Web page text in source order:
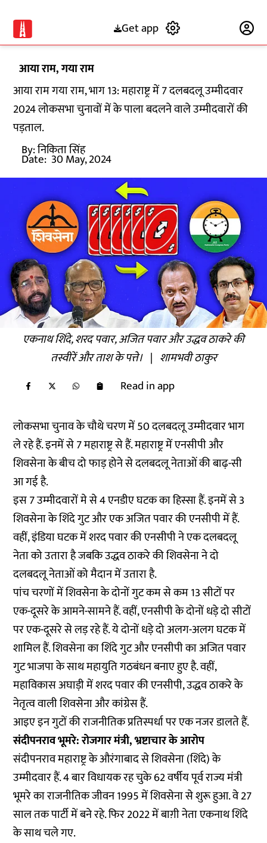
Get app
आया राम, गया राम
आया राम गया राम, भाग 13: महाराष्ट्र में 7 दलबदलू उम्मीदवार
2024 लोकसभा चुनावों में के पाला बदलने वाले उम्मीदवारों की
पड़ताल.
By:निकिता सिंह
Date: 30 May, 2024
एकनाथ शिंदे, शरद पवार, अजित पवार और उद्धव ठाकरे की
तस्वीरें और ताश के पत्ते। | शामभवी ठाकुर
Read in app
लोकसभा चुनाव के चौथे चरण में 50 दलबदलू उम्मीदवार भाग
ले रहे हैं. इनमें से 7 महाराष्ट्र से हैं. महाराष्ट्र में एनसीपी और
शिवसेना के बीच दो फाड़ होने से दलबदलू नेताओं की बाढ़-सी
आ गई है.
इस 7 उम्मीदवारों मे से 4 एनडीए घटक का हिस्सा हैं. इनमें से 3
शिवसेना के शिंदे गुट और एक अजित पवार की एनसीपी में हैं.
वहीं, इंडिया घटक में शरद पवार की एनसीपी ने एक दलबदलू
नेता को उतारा है जबकि उद्धव ठाकरे की शिवसेना ने दो
दलबदलू नेताओं को मैदान में उतारा है.
पांच चरणों में शिवसेना के दोनों गुट कम से कम 13 सीटों पर
एक-दूसरे के आमने-सामने हैं. वहीं, एनसीपी के दोनों धड़े दो सीटों
पर एक-दूसरे से लड़ रहे हैं. ये दोनों धड़े दो अलग-अलग घटक में
शामिल हैं. शिवसेना का शिंदे गुट और एनसीपी का अजित पवार
गुट भाजपा के साथ महायुति गठबंधन बनाए हुए है. वहीं,
महाविकास अघाड़ी में शरद पवार की एनसीपी, उद्धव ठाकरे के
नेतृत्व वाली शिवसेना और कांग्रेस हैं.
आइए इन गुटों की राजनीतिक प्रतिस्पर्धा पर एक नजर डालते हैं.
संदीपनराव भूमरे: रोजगार मंत्री, भ्रष्टाचार के आरोप
संदीपनराव महाराष्ट्र के औरंगाबाद से शिवसेना (शिंदे) के
उम्मीदवार हैं. 4 बार विधायक रह चुके 62 वर्षीय पूर्व राज्य मंत्री
भूमरे का राजनीतिक जीवन 1995 में शिवसेना से शुरू हुआ. वे 27
साल तक पार्टी में बने रहे. फिर 2022 में बाग़ी नेता एकनाथ शिंदे
के साथ चले गए.